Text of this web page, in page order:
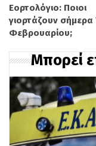
Επιπλέον,
για
έκκληση
αποφεύγονται
αν δεν
Σύμφωνα με
Εορτολόγιο: Ποιοι
γιορτάζουν σήμερα
Φεβρουαρίου;
Μπορεί